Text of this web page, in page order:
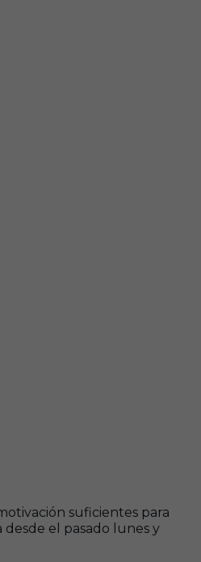
suficientes para
el pasado lunes y